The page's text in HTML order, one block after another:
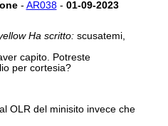
- AR038- 01-09-2023
Ha scritto: scusatemi,
capito. Potreste
per cortesia?
OLR del minisito invece che